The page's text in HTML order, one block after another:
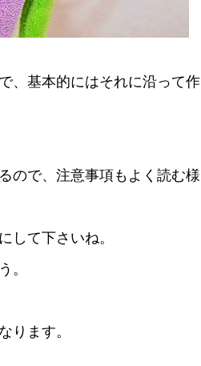
、基本的にはそれに沿って作
ので、注意事項もよく読む様
して下さいね。
。
ります。